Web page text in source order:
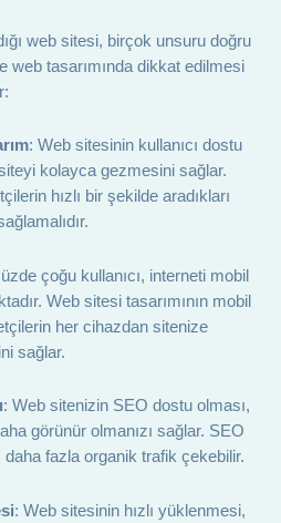
web sitesi, birçok unsuru doğru
web tasarımında dikkat edilmesi
: Web sitesinin kullanıcı dostu
siteyi kolayca gezmesini sağlar.
hızlı bir şekilde aradıkları
çoğu kullanıcı, interneti mobil
Web sitesi tasarımının mobil
her cihazdan sitenize
sağlar.
: Web sitenizin SEO dostu olması,
görünür olmanızı sağlar. SEO
fazla organik trafik çekebilir.
: Web sitesinin hızlı yüklenmesi,